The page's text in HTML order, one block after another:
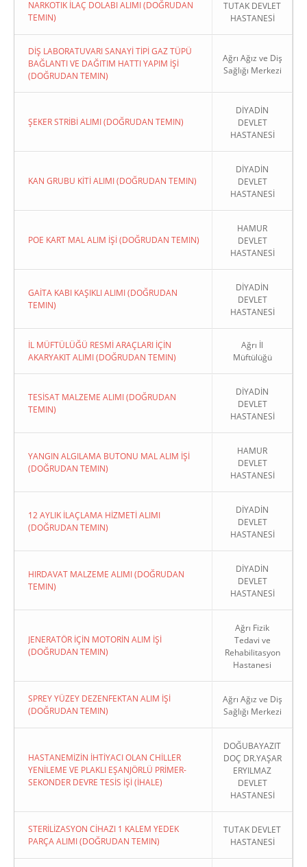
NARKOTIK İLAÇ DOLABI ALIMI (DOĞRUDAN
TEMIN)
TUTAK DEVLET
HASTANESİ
DİŞ LABORATUVARI SANAYİ TİPİ GAZ TÜPÜ
BAĞLANTI VE DAĞITIM HATTI YAPIM İŞİ
(DOĞRUDAN TEMIN)
Ağrı Ağız ve Diş
Sağlığı Merkezi
ŞEKER STRİBİ ALIMI (DOĞRUDAN TEMIN)
DİYADİN
DEVLET
HASTANESİ
KAN GRUBU KİTİ ALIMI (DOĞRUDAN TEMIN)
DİYADİN
DEVLET
HASTANESİ
POE KART MAL ALIM İŞİ (DOĞRUDAN TEMIN)
HAMUR
DEVLET
HASTANESİ
GAİTA KABI KAŞIKLI ALIMI (DOĞRUDAN
TEMIN)
DİYADİN
DEVLET
HASTANESİ
İL MÜFTÜLÜĞÜ RESMİ ARAÇLARI İÇİN
AKARYAKIT ALIMI (DOĞRUDAN TEMIN)
Ağrı İl
Müftülüğü
TESİSAT MALZEME ALIMI (DOĞRUDAN
TEMIN)
DİYADİN
DEVLET
HASTANESİ
YANGIN ALGILAMA BUTONU MAL ALIM İŞİ
(DOĞRUDAN TEMIN)
HAMUR
DEVLET
HASTANESİ
12 AYLIK İLAÇLAMA HİZMETİ ALIMI
(DOĞRUDAN TEMIN)
DİYADİN
DEVLET
HASTANESİ
HIRDAVAT MALZEME ALIMI (DOĞRUDAN
TEMIN)
DİYADİN
DEVLET
HASTANESİ
JENERATÖR İÇİN MOTORİN ALIM İŞİ
(DOĞRUDAN TEMIN)
Ağrı Fizik
Tedavi ve
Rehabilitasyon
Hastanesi
SPREY YÜZEY DEZENFEKTAN ALIM İŞİ
(DOĞRUDAN TEMIN)
Ağrı Ağız ve Diş
Sağlığı Merkezi
HASTANEMİZİN İHTİYACI OLAN CHİLLER
YENİLEME VE PLAKLI EŞANJÖRLÜ PRİMER-
SEKONDER DEVRE TESİS İŞİ (İHALE)
DOĞUBAYAZIT
DOÇ DR.YAŞAR
ERYILMAZ
DEVLET
HASTANESİ
STERİLİZASYON CİHAZI 1 KALEM YEDEK
PARÇA ALIMI (DOĞRUDAN TEMIN)
TUTAK DEVLET
HASTANESİ